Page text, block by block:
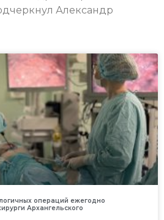
Александр
операций ежегодно
Архангельского